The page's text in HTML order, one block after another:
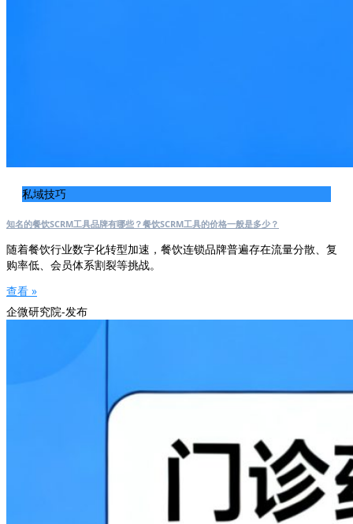
私域技巧
知名的餐饮SCRM工具品牌有哪些？餐饮SCRM工具的价格一般是多少？
随着餐饮行业数字化转型加速，餐饮连锁品牌普遍存在流量分散、复
购率低、会员体系割裂等挑战。
查看 »
企微研究院-发布